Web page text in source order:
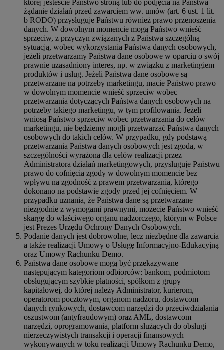
żądanie działań przed zawarciem ww. umów (art. 6 ust. 1 lit.
b RODO) przysługuje Państwu również prawo przenoszenia
danych. W dowolnym momencie mogą Państwo wnieść
sprzeciw, z przyczyn związanych z Państwa szczególną
sytuacją, wobec wykorzystania Państwa danych osobowych,
jeżeli przetwarzamy Państwa dane osobowe w oparciu o swój
prawnie uzasadniony interes, np. w związku z marketingiem
produktów i usług. Jeżeli Państwa dane osobowe są
przetwarzane na potrzeby marketingu, macie Państwo prawo
w dowolnym momencie wnieść sprzeciw wobec
przetwarzania dotyczących Państwa danych osobowych na
potrzeby takiego marketingu, w tym profilowania. Jeżeli
wniosą Państwo sprzeciw wobec przetwarzania do celów
marketingu, nie będziemy mogli przetwarzać Państwa danych
osobowych do takich celów. W przypadku, gdy podstawą
przetwarzania Państwa danych osobowych jest zgoda, w
szczególności wyrażona dla celów realizacji przez
Administratora działań marketingowych, przysługuje Państwu
prawo do cofnięcia zgody w dowolnym momencie bez
wpływu na zgodność z prawem przetwarzania, którego
dokonano na podstawie zgody przed jej cofnięciem. W
przypadku uznania, że Państwa dane są przetwarzane
niezgodnie z wymogami prawnymi, możecie Państwo wnieść
skargę do właściwego organu nadzorczego, którym w Polsce
jest Prezes Urzędu Ochrony Danych Osobowych.
Podanie danych jest dobrowolne, lecz niezbędne dla zawarcia
a także realizacji Umowy o Usługę Informacyjno-Edukacyjną
oraz Umowy Rachunku Demo.
Państwa dane osobowe mogą być przekazywane
następującym kategoriom odbiorców: bankom, podmiotom
obsługującym szybkie płatności, spółkom z grupy
kapitałowej, do której należy Administrator, kurierom,
operatorom pocztowym, organom nadzoru, dostawcom
danych rynkowych, dostawcom narzędzi do przeciwdziałania
oszustwom (antyfraudowym) oraz AML, dostawcom
narzędzi, oprogramowania, platform służących do obsługi
nierzeczywistych transakcji i operacji finansowych
wykonywanych w toku realizacji Umowy Rachunku Demo,